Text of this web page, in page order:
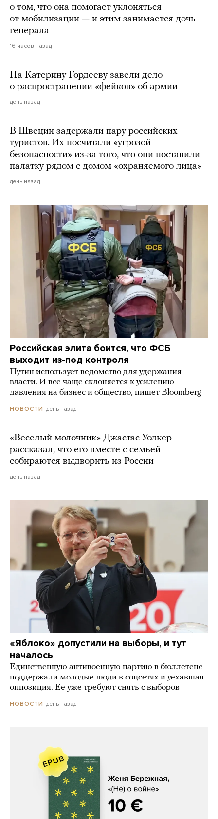
о том, что она помогает уклоняться
от мобилизации — и этим занимается дочь
генерала
16 часов назад
На Катерину Гордееву завели дело
о распространении «фейков» об армии
день назад
В Швеции задержали пару российских
туристов. Их посчитали «угрозой
безопасности» из-за того, что они поставили
палатку рядом с домом «охраняемого лица»
день назад
Российская элита боится, что ФСБ
выходит из-под контроля
Путин использует ведомство для удержания
власти. И все чаще склоняется к усилению
давления на бизнес и общество, пишет Bloomberg
НОВОСТИ день назад
«Веселый молочник» Джастас Уолкер
рассказал, что его вместе с семьей
собираются выдворить из России
день назад
«Яблоко» допустили на выборы, и тут
началось
Единственную антивоенную партию в бюллетене
поддержали молодые люди в соцсетях и уехавшая
оппозиция. Ее уже требуют снять с выборов
НОВОСТИ день назад